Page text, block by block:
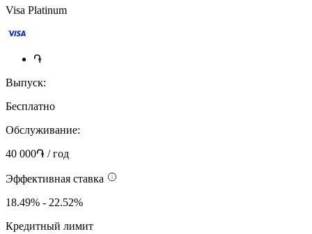
Visa Platinum
֏
Выпуск:
Бесплатно
Обслуживание:
40 000֏ / год
Эффективная ставка
18.49% - 22.52%
Кредитный лимит